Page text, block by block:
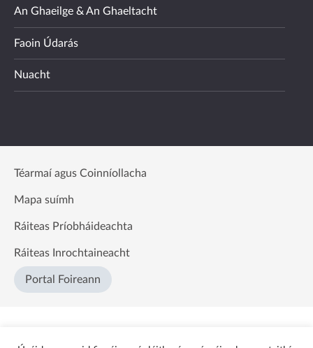
An Ghaeilge & An Ghaeltacht
Faoin Údarás
Nuacht
Téarmaí agus Coinníollacha
Mapa suímh
Ráiteas Príobháideachta
Ráiteas Inrochtaineacht
Portal Foireann